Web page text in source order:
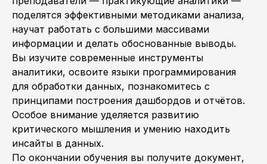
поделятся эффективными методиками анализа,
научат работать с большими массивами
информации и делать обоснованные выводы.
Вы изучите современные инструменты
аналитики, освоите языки программирования
для обработки данных, познакомитесь с
принципами построения дашбордов и отчётов.
Особое внимание уделяется развитию
критического мышления и умению находить
инсайты в данных.
По окончании обучения вы получите документ,